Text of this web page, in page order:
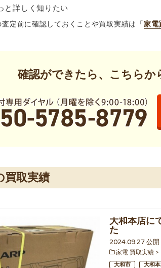
と詳しく知りたい
査定前に確認しておくことや買取実績は「 家電
確認ができたら、こちらか
買取実績
大和本店に
た
2024.09.27 公開
家電 買取実績
大和市 大和